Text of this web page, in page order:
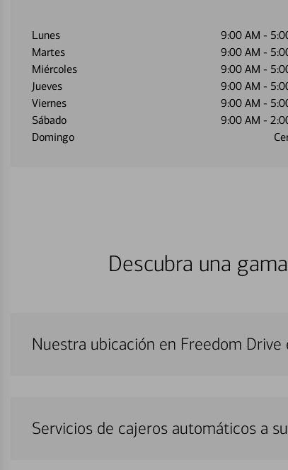
Lunes 9:00 AM -
Martes
9:00 AM -
Miércoles
9:00 AM -
Jueves
9:00 AM -
Viernes
9:00 AM -
Sábado
9:00 AM -
Domingo
Descubra una
Nuestra ubicación en Freedom
Servicios de cajeros automáticos a